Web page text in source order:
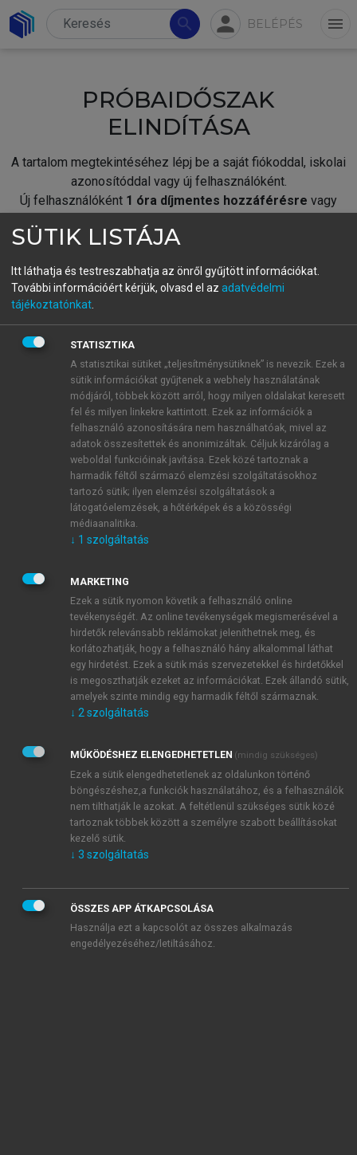
search person BELÉPÉS menu
PRÓBAIDŐSZAK
ELINDÍTÁSA
A tartalom megtekintéséhez lépj be a saját fiókoddal, iskolai
azonosítóddal vagy új felhasználóként.
Új felhasználóként 1 óra díjmentes hozzáférésre vagy
fiókoddal,vagy hozz létre új fiókot.
A regisztráció után apróbaidőszakautomatikusan
BELÉPÉS SAJÁT FIÓKKAL
ÚJ FIÓK LÉTREHOZÁSA
1 óra díjmentes hozzáférés
E-MAIL-CÍM
JELSZÓ
JELSZÓ ÚJRA
Kérek értesítést a MeRSZ újdonságairól, akcióiról.
Kérek értesítést az Akadémiai Kiadó Zrt. újdonságairól,
Adatkezelési tájékoztatóbanfoglaltakat tudomásul
veszem és elfogadom.
Általános vásárlási feltételeket, valamint a szotar.netés a
mersz.huoldalak licencszerződéseiben foglaltakat
tudomásul veszem és elfogadom.
KIPRÓBÁLOM
SÜTIK LISTÁJA
Itt láthatja és testreszabhatja az önről gyűjtött információkat.
További információért kérjük, olvasd el az adatvédelmi
tájékoztatónkat
STATISZTIKA
A statisztikai sütiket „teljesítménysütiknek” is nevezik. Ezek a
sütik információkat gyűjtenek a webhely használatának
módjáról, többek között arról, hogy milyen oldalakat keresett
fel és milyen linkekre kattintott. Ezek az információk a
felhasználó azonosítására nem használhatóak, mivel az
adatok összesítettek és anonimizáltak. Céljuk kizárólag a
weboldal funkcióinak javítása. Ezek közé tartoznak a
harmadik féltől származó elemzési szolgáltatásokhoz
tartozó sütik; ilyen elemzési szolgáltatások a
látogatóelemzések, a hőtérképek és a közösségi
médiaanalitika.
↓ 1 szolgáltatás
MARKETING
Ezek a sütik nyomon követik a felhasználó online
tevékenységét. Az online tevékenységek megismerésével a
hirdetők relevánsabb reklámokat jeleníthetnek meg, és
korlátozhatják, hogy a felhasználó hány alkalommal láthat
egy hirdetést. Ezek a sütik más szervezetekkel és hirdetőkkel
is megoszthatják ezeket az információkat. Ezek állandó sütik,
amelyek szinte mindig egy harmadik féltől származnak.
↓ 2 szolgáltatás
MŰKÖDÉSHEZ ELENGEDHETETLEN (mindig szükséges)
Ezek a sütik elengedhetetlenek az oldalunkon történő
böngészéshez,a funkciók használatához, és a felhasználók
nem tilthatják le azokat. A feltétlenül szükséges sütik közé
tartoznak többek között a személyre szabott beállításokat
kezelő sütik.
↓ 3 szolgáltatás
ÖSSZES APP ÁTKAPCSOLÁSA
Használja ezt a kapcsolót az összes alkalmazás
engedélyezéséhez/letiltásához.